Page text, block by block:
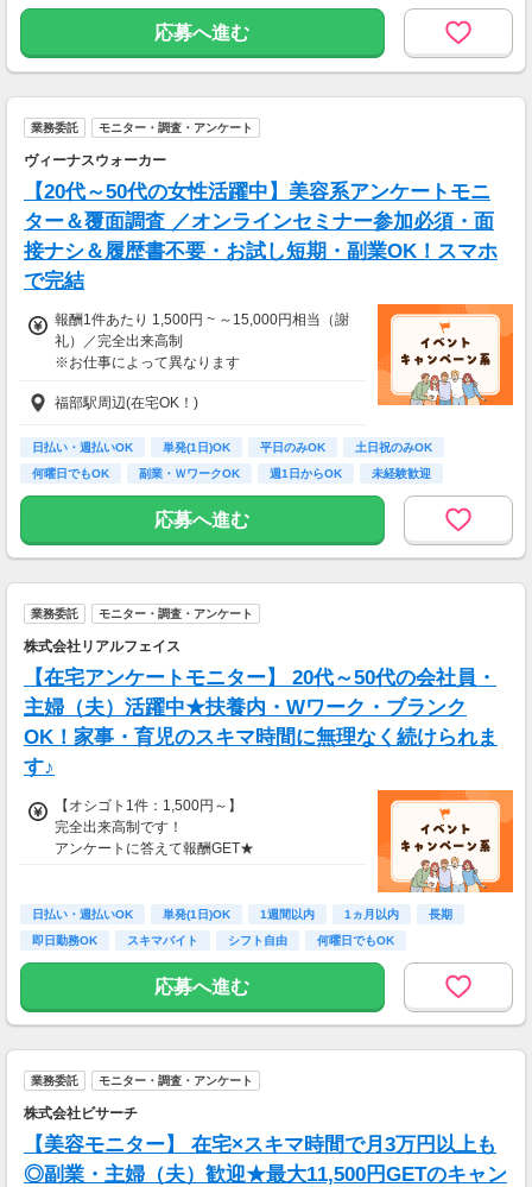
応募へ進む
業務委託 モニター・調査・アンケート
ヴィーナスウォーカー
【20代～50代の女性活躍中】美容系アンケートモニ
ター＆覆面調査 ／オンラインセミナー参加必須・面
接ナシ＆履歴書不要・お試し短期・副業OK！スマホ
で完結
報酬1件あたり 1,500円 ~ ～15,000円相当（謝
礼）／完全出来高制
※お仕事によって異なります
※アンケート回答後、内容確認・承認を経て謝
礼をお支払いします
【お仕事の一例】
◆ 美容サプリのお試しモニター
キレイになりながらポイントがもらえる、人気
のモニターです！
・所要時間：10～20分
・謝礼金 ：500PT（1P＝1円）＋商品提供あ
◆ コスメのお試しモニター
スキンケア・ヘアケア商品を実際に使ってレビ
ュー！
・案件数 ：10～20件
・所要時間：10～20分
◆ 生活に役立つサービスの調査
保険相談・クレカ発行など、サービス体験後に
アンケートに回答するだけ！
・所要時間：1～2時間
・謝礼 ：2,000～10,000PT（1P＝1円）
★今だけ！お得なキャンペーン実施中★
電話セミナーに参加 & モニター応募完了で、A
mazonギフトカード2,000円分をプレゼント！
福部駅周辺(在宅OK！)
日払い・週払いOK 単発(1日)OK 平日のみOK
土日祝のみOK
何曜日でもOK
副業・ＷワークOK 週1日からOK
未経験歓迎
大学生歓迎
応募へ進む
業務委託 モニター・調査・アンケート
株式会社リアルフェイス
【在宅アンケートモニター】 20代～50代の会社員・
主婦（夫）活躍中★扶養内・Wワーク・ブランク
OK！家事・育児のスキマ時間に無理なく続けられま
す♪
【オシゴト1件：1,500円～】
完全出来高制です！
アンケートに答えて報酬GET★
日払い・週払いOK 単発(1日)OK 1週間以内 1ヵ月以内
長期
即日勤務OK
スキマバイト シフト自由 何曜日でもOK
応募へ進む
業務委託 モニター・調査・アンケート
株式会社ビサーチ
【美容モニター】 在宅×スキマ時間で月3万円以上も
◎副業・主婦（夫）歓迎★最大11,500円GETのキャン